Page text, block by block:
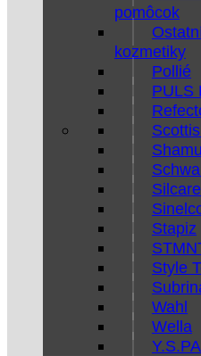
pomôcok
kozmetiky
Pollié
PULS
Silcare
Stapiz
Style
Wahl
Wella